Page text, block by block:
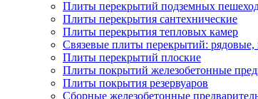
Плиты перекрытий подземных
Плиты перекрытия сантехнические
Плиты перекрытия тепловых камер
Связевые плиты перекрытий: рядовые,
Плиты перекрытий плоские
Плиты покрытий железобетонные
Плиты покрытия резервуаров
Сборные железобетонные